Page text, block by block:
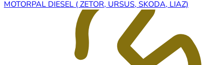
MOTORPAL DIESEL ( ZETOR, URSUS, SKODA, LIAZ)